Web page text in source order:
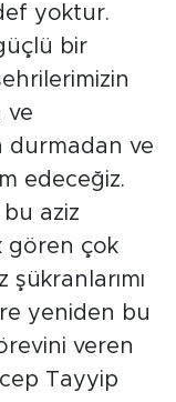
yoktur.
bir
ve
durmadan ve
edeceğiz.
aziz
gören çok
yeniden bu
veren
Tayyip